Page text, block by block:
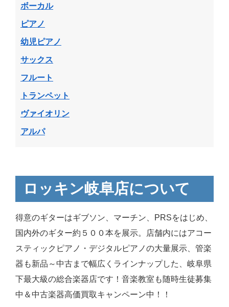
ボーカル
ピアノ
幼児ピアノ
サックス
フルート
トランペット
ヴァイオリン
アルパ
ロッキン岐阜店について
得意のギターはギブソン、マーチン、PRSをはじめ、
国内外のギター約５００本を展示。店舗内にはアコー
スティックピアノ・デジタルピアノの大量展示、管楽
器も新品～中古まで幅広くラインナップした、岐阜県
下最大級の総合楽器店です！音楽教室も随時生徒募集
中＆中古楽器高価買取キャンペーン中！！